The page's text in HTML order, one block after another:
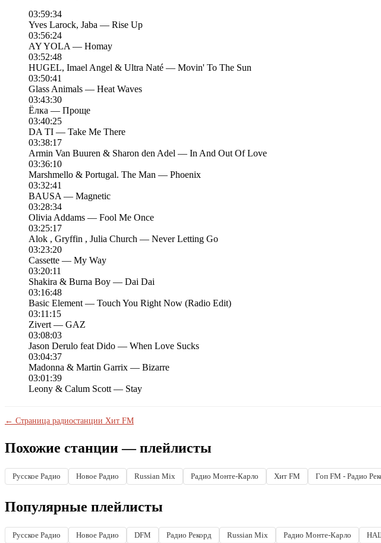
03:59:34
Yves Larock, Jaba — Rise Up
03:56:24
AY YOLA — Homay
03:52:48
HUGEL, Imael Angel & Ultra Naté — Movin' To The Sun
03:50:41
Glass Animals — Heat Waves
03:43:30
Ёлка — Проще
03:40:25
DA TI — Take Me There
03:38:17
Armin Van Buuren & Sharon den Adel — In And Out Of Love
03:36:10
Marshmello & Portugal. The Man — Phoenix
03:32:41
BAUSA — Magnetic
03:28:34
Olivia Addams — Fool Me Once
03:25:17
Alok , Gryffin , Julia Church — Never Letting Go
03:23:20
Cassette — My Way
03:20:11
Shakira & Burna Boy — Dai Dai
03:16:48
Basic Element — Touch You Right Now (Radio Edit)
03:11:15
Zivert — GAZ
03:08:03
Jason Derulo feat Dido — When Love Sucks
03:04:37
Madonna & Martin Garrix — Bizarre
03:01:39
Leony & Calum Scott — Stay
← Страница радиостанции Хит FM
Похожие станции — плейлисты
Русское Радио Новое Радио Russian Mix Радио Монте-Карло Хит FM Гоп FM - Радио
Популярные плейлисты
Русское Радио Новое Радио DFM Радио Рекорд Russian Mix Радио Монте-Карло